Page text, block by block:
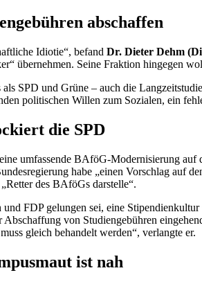
abschaffen
Idiotie“, befand Dr. Dieter Dehm
übernehmen. Seine Fraktion hingegen
SPD und Grüne – auch die
politischen Willen zum Sozialen, ein
die SPD
umfassende BAföG-Modernisierung auf
habe „einen Vorschlag auf
des BAföGs darstelle“.
FDP gelungen sei, eine
von Studiengebühren
gleich behandelt werden“, verlangte er.
ist nah